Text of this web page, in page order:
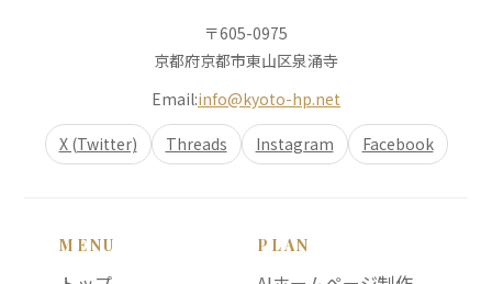
〒605-0975
京都府京都市東山区泉涌寺
Email:info@kyoto-hp.net
X (Twitter) Threads Instagram Facebook
MENU PLAN